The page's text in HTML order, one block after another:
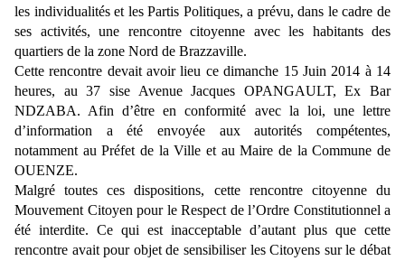
les individualités et les Partis Politiques, a prévu, dans le cadre de
ses activités, une rencontre citoyenne avec les habitants des
quartiers de la zone Nord de Brazzaville.
Cette rencontre devait avoir lieu ce dimanche 15 Juin 2014 à 14
heures, au 37 sise Avenue Jacques OPANGAULT, Ex Bar
NDZABA. Afin d’être en conformité avec la loi, une lettre
d’information a été envoyée aux autorités compétentes,
notamment au Préfet de la Ville et au Maire de la Commune de
OUENZE.
Malgré toutes ces dispositions, cette rencontre citoyenne du
Mouvement Citoyen pour le Respect de l’Ordre Constitutionnel a
été interdite. Ce qui est inacceptable d’autant plus que cette
rencontre avait pour objet de sensibiliser les Citoyens sur le débat